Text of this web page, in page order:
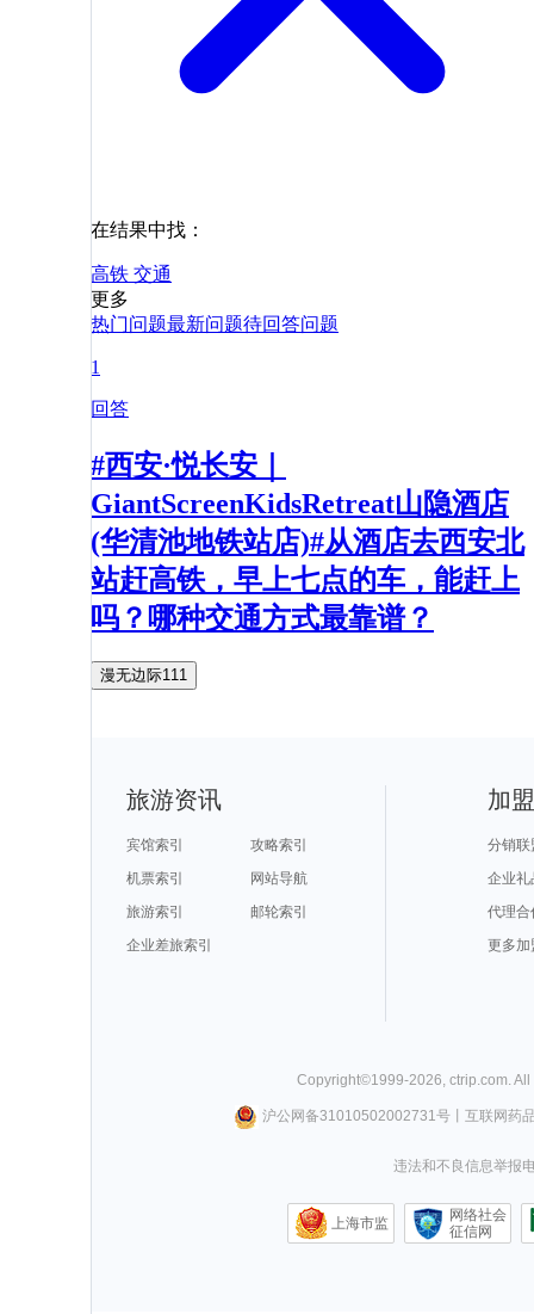
在结果中找：
高铁 交通
更多
热门问题最新问题待回答问题
1
回答
#西安·悦长安｜
GiantScreenKidsRetreat山隐酒店
(华清池地铁站店)#从酒店去西安北
站赶高铁，早上七点的车，能赶上
吗？哪种交通方式最靠谱？
漫无边际111
旅游资讯
宾馆索引
攻略索引
机票索引
网站导航
旅游索引
邮轮索引
企业差旅索引
加
分销联
企业礼
代理合
更多加
Copyright©1999-2026 ctrip.com .
沪公网备31010502002731号丨 互联网药
违法和不良信息举报
上海市监
网络社会
征信网